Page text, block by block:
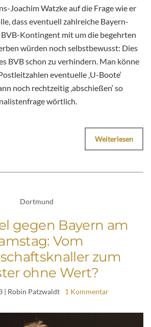
Joachim Watzke auf die Frage wie er
dass eventuell zahlreiche Bayern-
BVB-Kontingent mit um die begehrten
würden noch selbstbewusst: Dies
BVB schon zu verhindern. Man könne
eventuelle ‚U-Boote‘
noch rechtzeitig ‚abschießen‘ so
wörtlich.
Weiterlesen
Dortmund
gegen Bayern am
Vom
zum
ohne Wert?
| Robin Patzwaldt 1 Kommentar